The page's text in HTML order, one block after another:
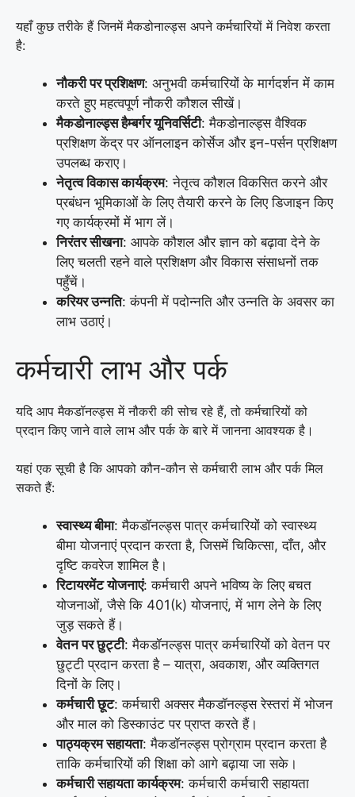
यहाँ कुछ तरीके हैं जिनमें मैकडोनाल्ड्स अपने कर्मचारियों में निवेश करता
है:
नौकरी पर प्रशिक्षण: अनुभवी कर्मचारियों के मार्गदर्शन में काम
करते हुए महत्वपूर्ण नौकरी कौशल सीखें।
मैकडोनाल्ड्स हैम्बर्गर यूनिवर्सिटी: मैकडोनाल्ड्स वैश्विक
प्रशिक्षण केंद्र पर ऑनलाइन कोर्सेज और इन-पर्सन प्रशिक्षण
उपलब्ध कराए।
नेतृत्व विकास कार्यक्रम: नेतृत्व कौशल विकसित करने और
प्रबंधन भूमिकाओं के लिए तैयारी करने के लिए डिजाइन किए
गए कार्यक्रमों में भाग लें।
निरंतर सीखना: आपके कौशल और ज्ञान को बढ़ावा देने के
लिए चलती रहने वाले प्रशिक्षण और विकास संसाधनों तक
पहुँचें।
करियर उन्नति: कंपनी में पदोन्नति और उन्नति के अवसर का
लाभ उठाएं।
कर्मचारी लाभ और पर्क
यदि आप मैकडॉनल्ड्स में नौकरी की सोच रहे हैं, तो कर्मचारियों को
प्रदान किए जाने वाले लाभ और पर्क के बारे में जानना आवश्यक है।
यहां एक सूची है कि आपको कौन-कौन से कर्मचारी लाभ और पर्क मिल
सकते हैं:
स्वास्थ्य बीमा: मैकडॉनल्ड्स पात्र कर्मचारियों को स्वास्थ्य
बीमा योजनाएं प्रदान करता है, जिसमें चिकित्सा, दाँत, और
दृष्टि कवरेज शामिल है।
रिटायरमेंट योजनाएं: कर्मचारी अपने भविष्य के लिए बचत
योजनाओं, जैसे कि 401(k) योजनाएं, में भाग लेने के लिए
जुड़ सकते हैं।
वेतन पर छुट्टी: मैकडॉनल्ड्स पात्र कर्मचारियों को वेतन पर
छुट्टी प्रदान करता है – यात्रा, अवकाश, और व्यक्तिगत
दिनों के लिए।
कर्मचारी छूट: कर्मचारी अक्सर मैकडॉनल्ड्स रेस्तरां में भोजन
और माल को डिस्काउंट पर प्राप्त करते हैं।
पाठ्यक्रम सहायता: मैकडॉनल्ड्स प्रोग्राम प्रदान करता है
ताकि कर्मचारियों की शिक्षा को आगे बढ़ाया जा सके।
कर्मचारी सहायता कार्यक्रम: कर्मचारी कर्मचारी सहायता